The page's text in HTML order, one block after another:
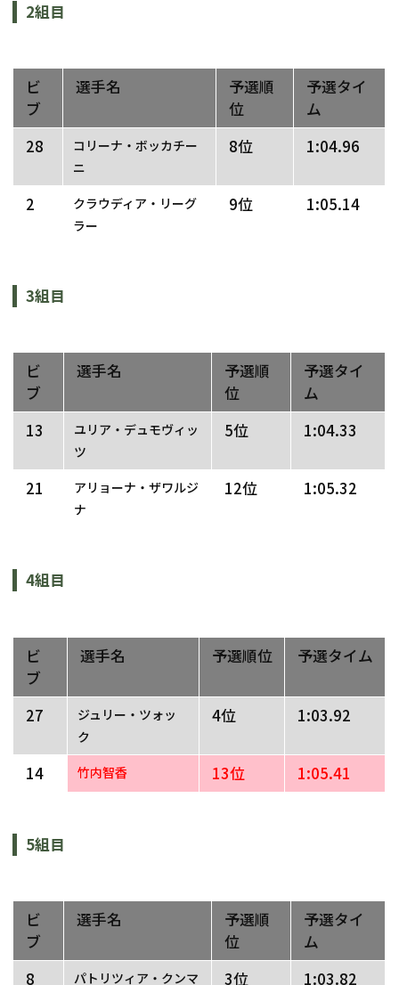
2組目
ビ
ブ
選手名
予選順
位
予選タイ
ム
28
コリーナ・ボッカチー
ニ
8位 1:04.96
2
クラウディア・リーグ
ラー
9位 1:05.14
3組目
ビ
ブ
選手名
予選順
位
予選タイ
ム
13
ユリア・デュモヴィッ
ツ
5位 1:04.33
21
アリョーナ・ザワルジ
ナ
12位 1:05.32
4組目
ビ
ブ
選手名 予選順位 予選タイム
27
ジュリー・ツォッ
ク
4位 1:03.92
14 竹内智香 13位 1:05.41
5組目
ビ
ブ
選手名
予選順
位
予選タイ
ム
8
パトリツィア・クンマ 3位 1:03.82